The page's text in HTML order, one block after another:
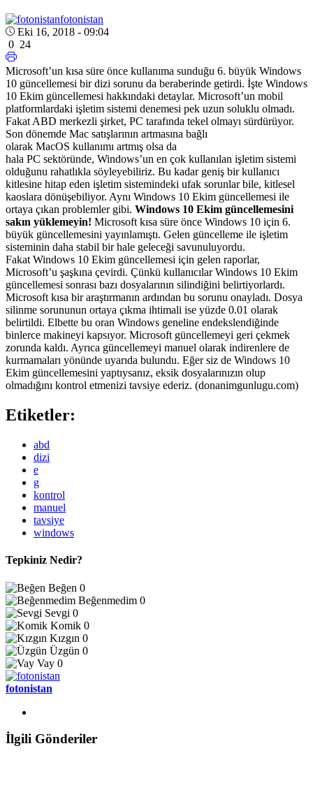
fotonistan
Eki 16, 2018 - 09:04
0 24
Microsoft’un kısa süre önce kullanıma sunduğu 6. büyük Windows
10 güncellemesi bir dizi sorunu da beraberinde getirdi. İşte Windows
10 Ekim güncellemesi hakkındaki detaylar. Microsoft’un mobil
platformlardaki işletim sistemi denemesi pek uzun soluklu olmadı.
Fakat ABD merkezli şirket, PC tarafında tekel olmayı sürdürüyor.
Son dönemde Mac satışlarının artmasına bağlı
olarak MacOS kullanımı artmış olsa da
hala PC sektöründe, Windows’un en çok kullanılan işletim sistemi
olduğunu rahatlıkla söyleyebiliriz. Bu kadar geniş bir kullanıcı
kitlesine hitap eden işletim sistemindeki ufak sorunlar bile, kitlesel
kaoslara dönüşebiliyor. Aynı Windows 10 Ekim güncellemesi ile
ortaya çıkan problemler gibi. Windows 10 Ekim güncellemesini
sakın yüklemeyin! Microsoft kısa süre önce Windows 10 için 6.
büyük güncellemesini yayınlamıştı. Gelen güncelleme ile işletim
sisteminin daha stabil bir hale geleceği savunuluyordu.
Fakat Windows 10 Ekim güncellemesi için gelen raporlar,
Microsoft’u şaşkına çevirdi. Çünkü kullanıcılar Windows 10 Ekim
güncellemesi sonrası bazı dosyalarının silindiğini belirtiyorlardı.
Microsoft kısa bir araştırmanın ardından bu sorunu onayladı. Dosya
silinme sorununun ortaya çıkma ihtimali ise yüzde 0.01 olarak
belirtildi. Elbette bu oran Windows geneline endekslendiğinde
binlerce makineyi kapsıyor. Microsoft güncellemeyi geri çekmek
zorunda kaldı. Ayrıca güncellemeyi manuel olarak indirenlere de
kurmamaları yönünde uyarıda bulundu. Eğer siz de Windows 10
Ekim güncellemesini yaptıysanız, eksik dosyalarınızın olup
olmadığını kontrol etmenizi tavsiye ederiz. (donanimgunlugu.com)
Etiketler:
abd
dizi
e
g
kontrol
manuel
tavsiye
windows
Tepkiniz Nedir?
Beğen 0
Beğenmedim 0
Sevgi 0
Komik 0
Kızgın 0
Üzgün 0
Vay 0
fotonistan
İlgili Gönderiler